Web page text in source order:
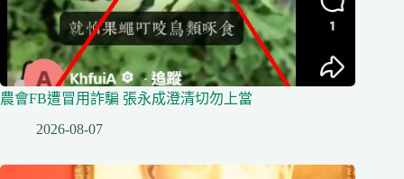
農會FB遭冒用詐騙 張永成澄清切勿上當
2026-08-07